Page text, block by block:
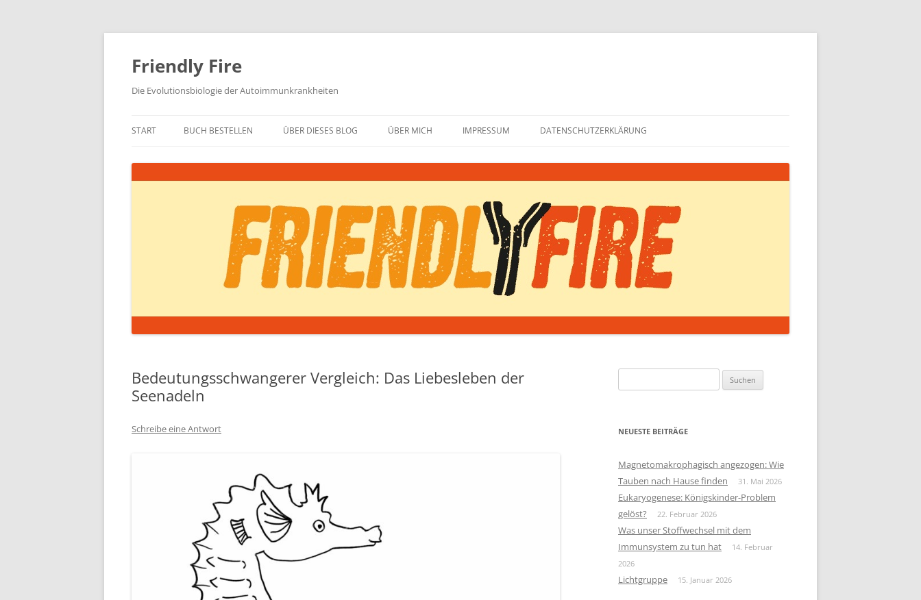
Zum
springen
Friendly Fire
Die Evolutionsbiologie der Autoimmunkrankheiten
START BUCH BESTELLEN ÜBER DIESES BLOG ÜBER MICH IMPRESSUM DATENSCHUTZERKLÄRUNG
Bedeutungsschwangerer Vergleich: Das Liebesleben der
Seenadeln
Schreibe eine Antwort
nach:
NEUESTE BEITRÄGE
Magnetomakrophagisch angezogen: Wie
Tauben nach Hause finden
31. Mai 2026
Eukaryogenese: Königskinder-Problem
gelöst?
22. Februar 2026
Was unser Stoffwechsel mit dem
Immunsystem zu tun hat
14. Februar
2026
Lichtgruppe 15. Januar 2026